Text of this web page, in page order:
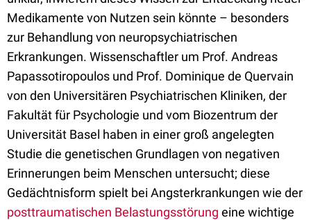
Medikamente von Nutzen sein könnte – besonders
zur Behandlung von neuropsychiatrischen
Erkrankungen. Wissenschaftler um Prof. Andreas
Papassotiropoulos und Prof. Dominique de Quervain
von den Universitären Psychiatrischen Kliniken, der
Fakultät für Psychologie und vom Biozentrum der
Universität Basel haben in einer groß angelegten
Studie die genetischen Grundlagen von negativen
Erinnerungen beim Menschen untersucht; diese
Gedächtnisform spielt bei Angsterkrankungen wie der
posttraumatischen Belastungsstörung eine wichtige